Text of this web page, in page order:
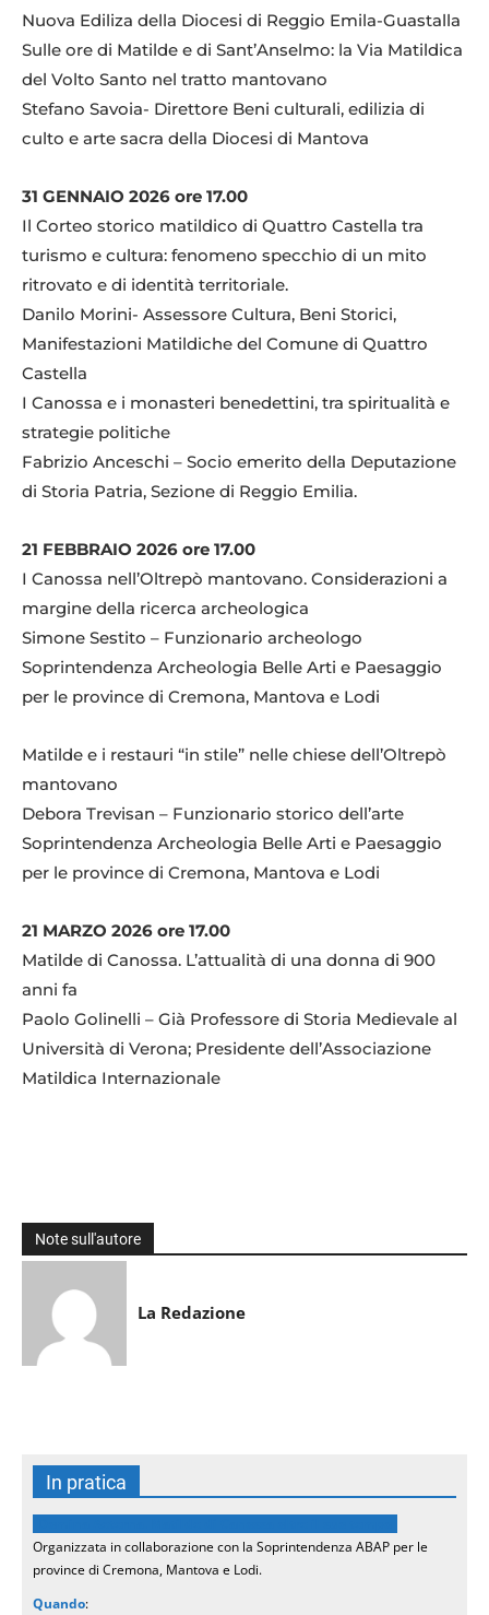
Nuova Ediliza della Diocesi di Reggio Emila-Guastalla
Sulle ore di Matilde e di Sant’Anselmo: la Via Matildica
del Volto Santo nel tratto mantovano
Stefano Savoia- Direttore Beni culturali, edilizia di
culto e arte sacra della Diocesi di Mantova
31 GENNAIO 2026 ore 17.00
Il Corteo storico matildico di Quattro Castella tra
turismo e cultura: fenomeno specchio di un mito
ritrovato e di identità territoriale.
Danilo Morini- Assessore Cultura, Beni Storici,
Manifestazioni Matildiche del Comune di Quattro
Castella
I Canossa e i monasteri benedettini, tra spiritualità e
strategie politiche
Fabrizio Anceschi – Socio emerito della Deputazione
di Storia Patria, Sezione di Reggio Emilia.
21 FEBBRAIO 2026 ore 17.00
I Canossa nell’Oltrepò mantovano. Considerazioni a
margine della ricerca archeologica
Simone Sestito – Funzionario archeologo
Soprintendenza Archeologia Belle Arti e Paesaggio
per le province di Cremona, Mantova e Lodi
Matilde e i restauri “in stile” nelle chiese dell’Oltrepò
mantovano
Debora Trevisan – Funzionario storico dell’arte
Soprintendenza Archeologia Belle Arti e Paesaggio
per le province di Cremona, Mantova e Lodi
21 MARZO 2026 ore 17.00
Matilde di Canossa. L’attualità di una donna di 900
anni fa
Paolo Golinelli – Già Professore di Storia Medievale al
Università di Verona; Presidente dell’Associazione
Matildica Internazionale
Note sull'autore
La Redazione
In pratica
Organizzata in collaborazione con la Soprintendenza ABAP per le
province di Cremona, Mantova e Lodi.
Quando: